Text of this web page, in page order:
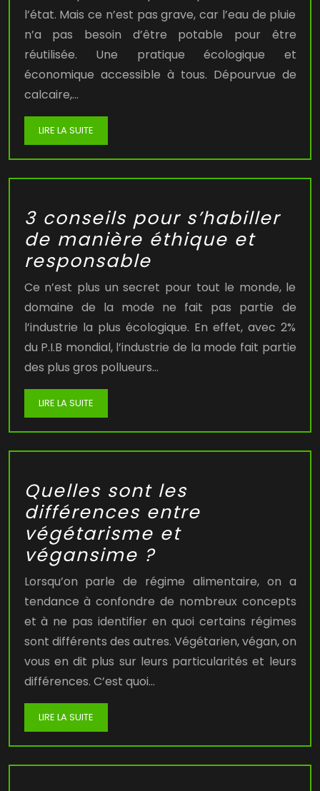
l’état. Mais ce n’est pas grave, car l’eau de pluie
n’a pas besoin d’être potable pour être
réutilisée. Une pratique écologique et
économique accessible à tous. Dépourvue de
calcaire,…
LIRE LA SUITE
3 conseils pour s’habiller
de manière éthique et
responsable
Ce n’est plus un secret pour tout le monde, le
domaine de la mode ne fait pas partie de
l’industrie la plus écologique. En effet, avec 2%
du P.I.B mondial, l’industrie de la mode fait partie
des plus gros pollueurs…
LIRE LA SUITE
Quelles sont les
différences entre
végétarisme et
végansime ?
Lorsqu’on parle de régime alimentaire, on a
tendance à confondre de nombreux concepts
et à ne pas identifier en quoi certains régimes
sont différents des autres. Végétarien, végan, on
vous en dit plus sur leurs particularités et leurs
différences. C’est quoi…
LIRE LA SUITE